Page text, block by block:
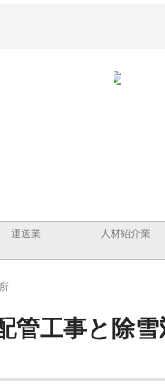
運送業 人材紹介業
管工事と除